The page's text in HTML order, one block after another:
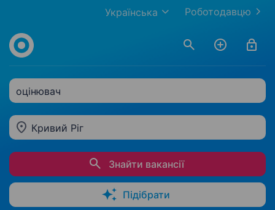
Роботодавцю
Українська
оцінювач
Кривий Ріг
Знайти вакансії
Підібрати